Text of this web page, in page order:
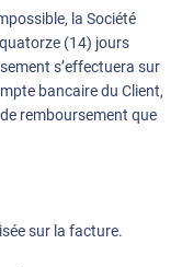
la Société
(14) jours
s’effectuera sur
bancaire du Client,
remboursement que
sur la facture.